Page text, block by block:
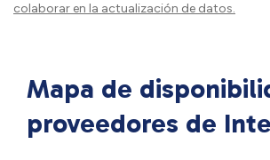
colaborar en la actualización de datos.
Mapa de
proveedores de